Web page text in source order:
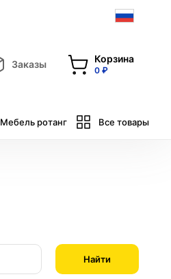
Заказы Корзина
0 ₽
Мебель ротанг Все товары
Найти